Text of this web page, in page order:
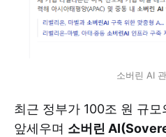
소버린 AI
최근 정부가 100조 원 규
앞세우며 소버린